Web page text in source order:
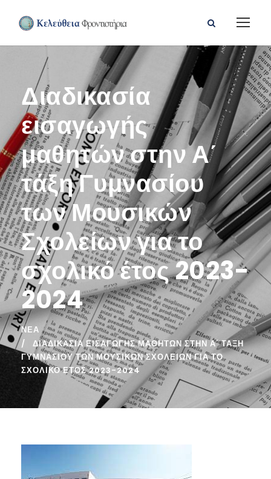
Διαδικασία
εισαγωγής
μαθητών στην Α΄
τάξη Γυμνασίου
των Μουσικών
Σχολείων για το
σχολικό έτος 2023-
2024
ΝΈΑ
ΔΙΑΔΙΚΑΣΊΑ ΕΙΣΑΓΩΓΉΣ ΜΑΘΗΤΏΝ ΣΤΗΝ Α΄ ΤΆΞΗ
ΓΥΜΝΑΣΊΟΥ ΤΩΝ ΜΟΥΣΙΚΏΝ ΣΧΟΛΕΊΩΝ ΓΙΑ ΤΟ
ΣΧΟΛΙΚΌ ΈΤΟΣ 2023-2024